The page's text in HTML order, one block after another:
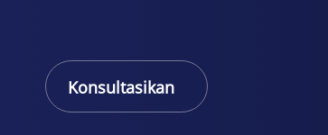
Konsultasikan